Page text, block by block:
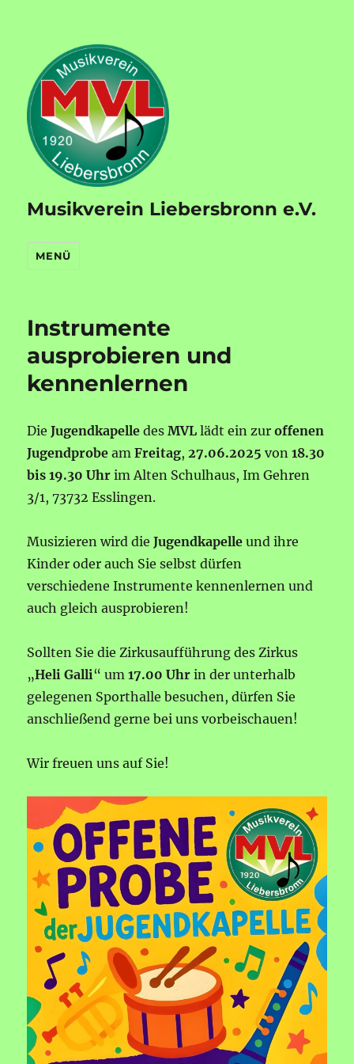
Musikverein Liebersbronn e.V.
MENÜ
Instrumente
ausprobieren und
kennenlernen
DieJugendkapelledesMVLlädt ein zur offenen
Jugendprobe amFreitag,27.06.2025 von18.30
bis 19.30 Uhr im Alten Schulhaus, Im Gehren
3/1, 73732 Esslingen.
Musizieren wird dieJugendkapelleund ihre
Kinder oder auch Sie selbst dürfen
verschiedene Instrumente kennenlernen und
auch gleich ausprobieren!
Sollten Sie die Zirkusaufführung des Zirkus
„Heli Galli“ um17.00 Uhr in der unterhalb
gelegenen Sporthalle besuchen, dürfen Sie
anschließend gerne bei uns vorbeischauen!
Wir freuen uns auf Sie!